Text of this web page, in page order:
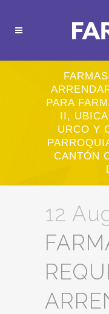
PARA
II,
URCO Y
CANTÓN
12